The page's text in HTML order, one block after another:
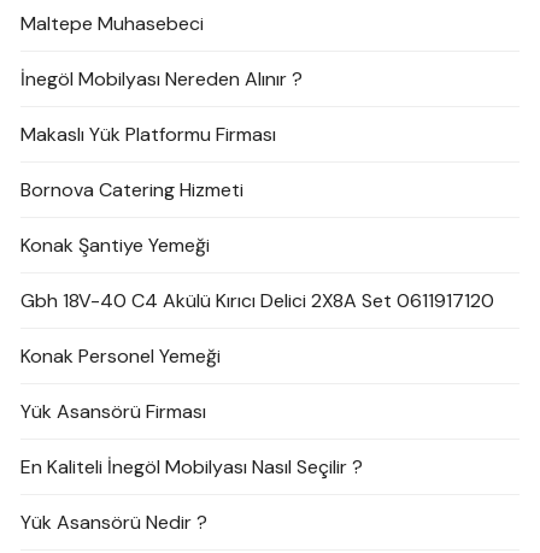
Maltepe Muhasebeci
İnegöl Mobilyası Nereden Alınır ?
Makaslı Yük Platformu Firması
Bornova Catering Hizmeti
Konak Şantiye Yemeği
Gbh 18V-40 C4 Akülü Kırıcı Delici 2X8A Set 0611917120
Konak Personel Yemeği
Yük Asansörü Firması
En Kaliteli İnegöl Mobilyası Nasıl Seçilir ?
Yük Asansörü Nedir ?